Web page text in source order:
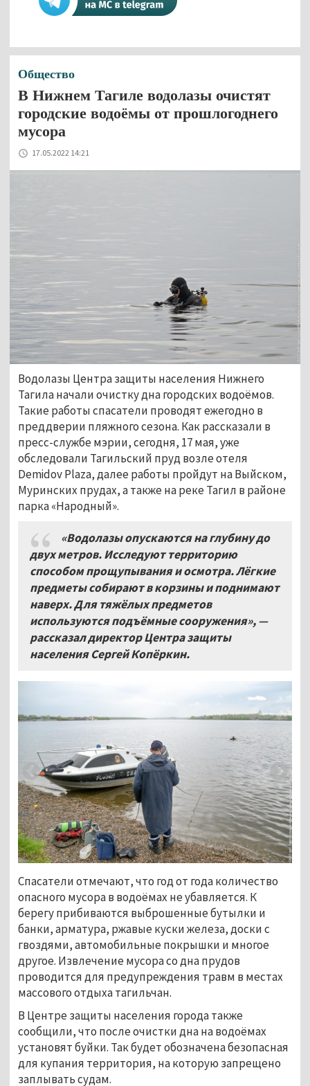
Общество
В Нижнем Тагиле водолазы очистят
городские водоёмы от прошлогоднего
мусора
17.05.2022 14:21
Водолазы Центра защиты населения Нижнего
Тагила начали очистку дна городских водоёмов.
Такие работы спасатели проводят ежегодно в
преддверии пляжного сезона. Как рассказали в
пресс-службе мэрии, сегодня, 17 мая, уже
обследовали Тагильский пруд возле отеля
Demidov Plaza, далее работы пройдут на Выйском,
Муринских прудах, а также на реке Тагил в районе
парка «Народный».
«Водолазы опускаются на глубину до
двух метров. Исследуют территорию
способом прощупывания и осмотра. Лёгкие
предметы собирают в корзины и поднимают
наверх. Для тяжёлых предметов
используются подъёмные сооружения», —
рассказал директор Центра защиты
населения Сергей Копёркин.
Спасатели отмечают, что год от года количество
опасного мусора в водоёмах не убавляется. К
берегу прибиваются выброшенные бутылки и
банки, арматура, ржавые куски железа, доски с
гвоздями, автомобильные покрышки и многое
другое. Извлечение мусора со дна прудов
проводится для предупреждения травм в местах
массового отдыха тагильчан.
В Центре защиты населения города также
сообщили, что после очистки дна на водоёмах
установят буйки. Так будет обозначена безопасная
для купания территория, на которую запрещено
заплывать судам.